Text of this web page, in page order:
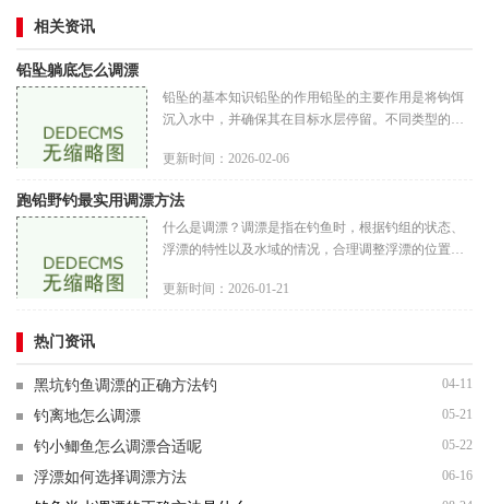
相关资讯
铅坠躺底怎么调漂
铅坠的基本知识铅坠的作用铅坠的主要作用是将钩饵
沉入水中，并确保其在目标水层停留。不同类型的铅
则更适合浅水区。正确选择
更新时间：2026-02-06
跑铅野钓最实用调漂方法
什么是调漂？调漂是指在钓鱼时，根据钓组的状态、
浮漂的特性以及水域的情况，合理调整浮漂的位置和
号。调漂的目标是让浮漂的
更新时间：2026-01-21
热门资讯
黑坑钓鱼调漂的正确方法钓 04-11
钓离地怎么调漂 05-21
钓小鲫鱼怎么调漂合适呢 05-22
浮漂如何选择调漂方法 06-16